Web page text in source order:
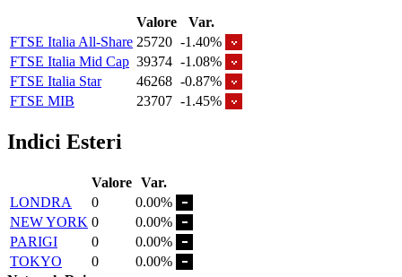
Valore
Var.
FTSE Italia All-Share 25720 -1.40%
FTSE Italia Mid Cap 39374 -1.08%
FTSE Italia Star
46268 -0.87%
FTSE MIB
23707 -1.45%
Indici Esteri
Valore Var.
LONDRA
0
0.00%
NEW YORK 0
0.00%
PARIGI
0
0.00%
TOKYO
0
0.00%